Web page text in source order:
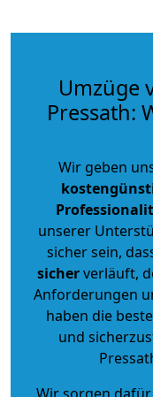
Umzüge
Pressath:
Wir geben
unserer
sicher sein,
sicherverläuft,
Anforderungen
haben die
und
Wir sorgen